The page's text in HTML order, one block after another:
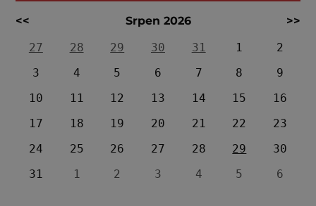
<< Srpen 2026
>>
27
28 29 30 31 1
2
3
4 5 6 7 8
9
10
11 12 13 14 15
16
17
18 19 20 21 22
23
24
25 26 27 28 29
30
31
1 2 3 4 5 6